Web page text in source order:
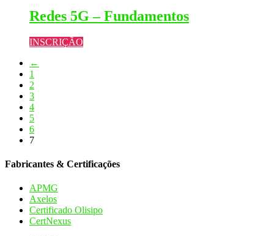
Redes 5G – Fundamentos
INSCRIÇÃO
←
1
2
3
4
5
6
7
Fabricantes & Certificações
APMG
Axelos
Certificado Olisipo
CertNexus